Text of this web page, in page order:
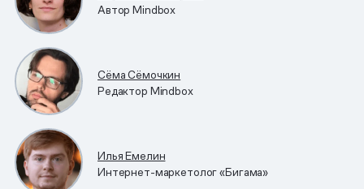
Автор Mindbox
Сёма Сёмочкин
Редактор Mindbox
Илья Емелин
Интернет-маркетолог «Бигама»